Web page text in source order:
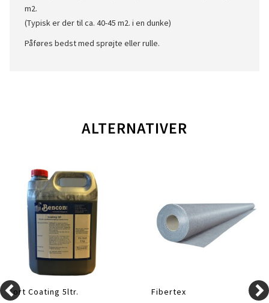
m2.
(Typisk er der til ca. 40-45 m2. i en dunke)
Påføres bedst med sprøjte eller rulle.
ALTERNATIVER
Sort Coating 5ltr. Fibertex